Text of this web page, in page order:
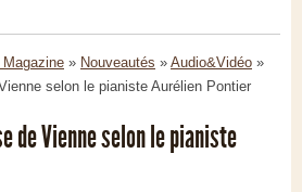
» Nouveautés » Audio&Vidéo »
selon le pianiste Aurélien Pontier
de Vienne selon le pianiste